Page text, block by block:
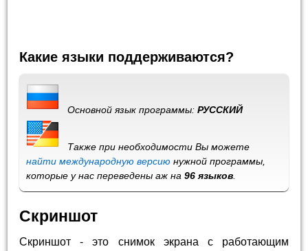
Какие языки поддерживаются?
Основной язык программы:РУССКИЙ
Также при необходимости Вы можете
найти международную версию нужной программы,
которые у нас переведены аж на96 языков.
Скриншот
Скриншот - это снимок экрана с работающим